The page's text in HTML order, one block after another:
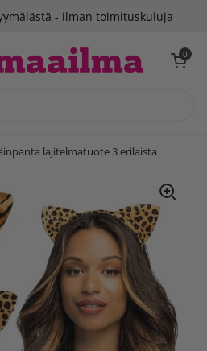
- ilman toimituskuluja
Avaa 0
lajitelmatuote 3 erilaista